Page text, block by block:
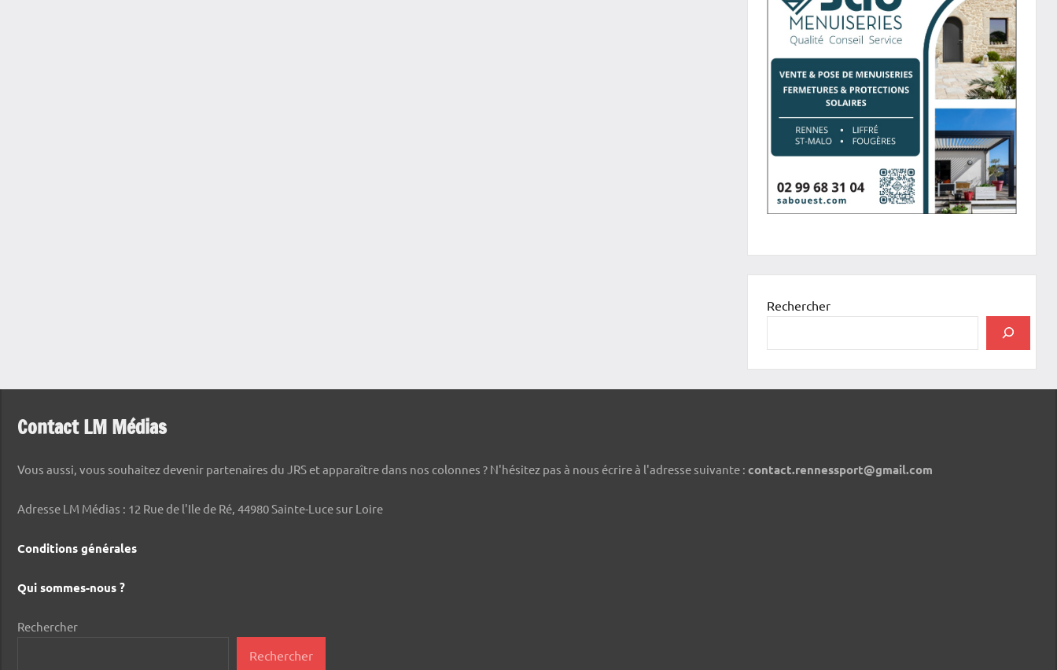
Rechercher
Contact LM Médias
Vous aussi, vous souhaitez devenir partenaires du JRS et apparaître dans nos colonnes ? N'hésitez pas à nous écrire à l'adresse suivante : contact.rennessport@gmail.com
Adresse LM Médias : 12 Rue de l'Ile de Ré, 44980 Sainte-Luce sur Loire
Conditions générales
Qui sommes-nous ?
Rechercher
Rechercher